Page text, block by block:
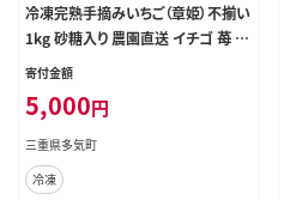
冷凍完熟手摘みいちご（章姫）不揃い
1kg 砂糖入り 農園直送 イチゴ 苺 冷
凍いちご 果物 スイーツ デザート フ
ベリー 氷菓 甘い 果実 あまい 三重
県 多気町 FR-13
寄付金額
5,000円
三重県多気町
冷凍